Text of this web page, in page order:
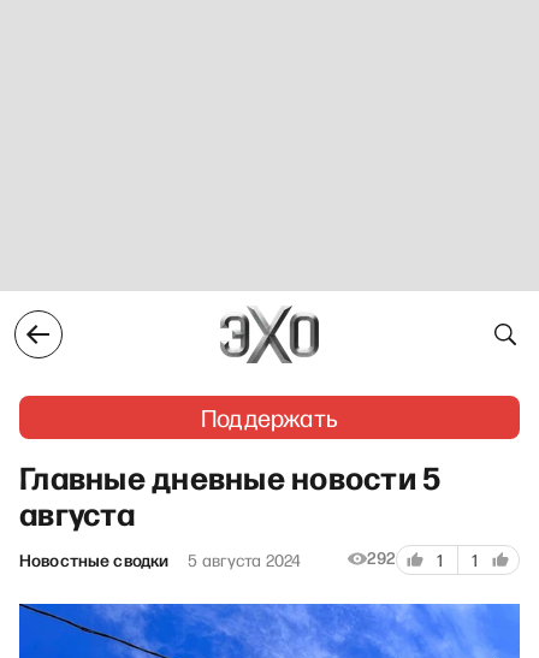
Поддержать
Главные дневные новости 5
августа
Новостные сводки 5 августа 2024 292 1 1